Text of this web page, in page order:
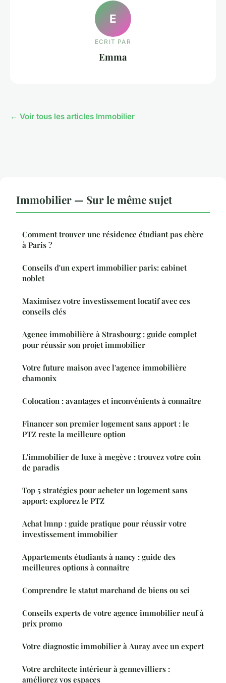
E
ECRIT PAR
Emma
← Voir tous les articles Immobilier
Immobilier — Sur le même sujet
Comment trouver une résidence étudiant pas chère
à Paris ?
Conseils d'un expert immobilier paris: cabinet
noblet
Maximisez votre investissement locatif avec ces
conseils clés
Agence immobilière à Strasbourg : guide complet
pour réussir son projet immobilier
Votre future maison avec l'agence immobilière
chamonix
Colocation : avantages et inconvénients à connaître
Financer son premier logement sans apport : le
PTZ reste la meilleure option
L'immobilier de luxe à megève : trouvez votre coin
de paradis
Top 5 stratégies pour acheter un logement sans
apport: explorez le PTZ
Achat lmnp : guide pratique pour réussir votre
investissement immobilier
Appartements étudiants à nancy : guide des
meilleures options à connaître
Comprendre le statut marchand de biens ou sci
Conseils experts de votre agence immobilier neuf à
prix promo
Votre diagnostic immobilier à Auray avec un expert
Votre architecte intérieur à gennevilliers :
améliorez vos espaces